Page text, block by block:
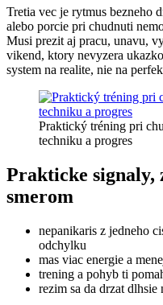
Tretia vec je rytmus bezneho
alebo porcie pri chudnuti
Musi prezit aj pracu, unavu,
vikend, ktory nevyzera
system na realite, nie na
Praktický tréning pri
techniku a progres
Prakticke signaly,
smerom
nepanikaris z jedneho
odchylku
mas viac energie a
trening a pohyb ti
rezim sa da drzat